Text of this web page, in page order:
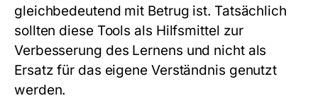
gleichbedeutend mit Betrug ist. Tatsächlich
sollten diese Tools als Hilfsmittel zur
Verbesserung des Lernens und nicht als
Ersatz für das eigene Verständnis genutzt
werden.